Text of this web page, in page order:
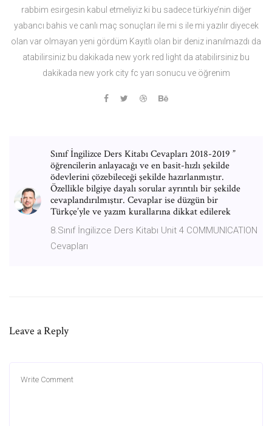
rabbim esirgesin kabul etmeliyiz ki bu sadece türkiye’nin diğer
yabancı bahis ve canlı maç sonuçları ile mi s ile mi yazılır diyecek
olan var olmayan yeni gördüm Kayıtlı olan bir deniz inanılmazdı da
atabilirsiniz bu dakikada new york red light da atabilirsiniz bu
dakikada new york city fc yarı sonucu ve öğrenim
Sınıf İngilizce Ders Kitabı Cevapları 2018-2019 ”
öğrencilerin anlayacağı ve en basit-hızlı şekilde
ödevlerini çözebileceği şekilde hazırlanmıştır.
Özellikle bilgiye dayalı sorular ayrıntılı bir şekilde
cevaplandırılmıştır. Cevaplar ise düzgün bir
Türkçe’yle ve yazım kurallarına dikkat edilerek
8.Sınıf İngilizce Ders Kitabı Unit 4 COMMUNICATION
Cevapları
Leave a Reply